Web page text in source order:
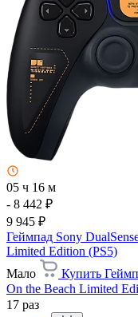
05 ч 16 м
- 8 442 ₽
9 945 ₽
Геймпад Sony
Limited Edition (PS5)
Мало
Купить
On the Beach Limited
17 раз